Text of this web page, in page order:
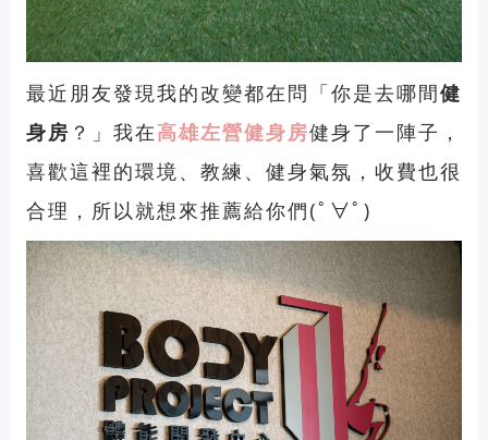
最近朋友發現我的改變都在問「你是去哪間健
身房 ？」我在高雄左營健身房健身了一陣子，
喜歡這裡的環境、教練、健身氣氛，收費也很
合理，所以就想來推薦給你們(ﾟ∀ﾟ)